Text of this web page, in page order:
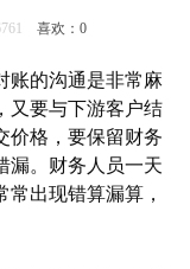
6761喜欢：0
的沟通是非常麻
又要与下游客户结
价格，要保留财务
漏。财务人员一天
出现错算漏算，